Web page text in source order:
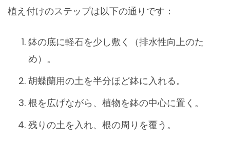
植え付けのステップは以下の通りです：
鉢の底に軽石を少し敷く（排水性向上のた
め）。
胡蝶蘭用の土を半分ほど鉢に入れる。
根を広げながら、植物を鉢の中心に置く。
残りの土を入れ、根の周りを覆う。